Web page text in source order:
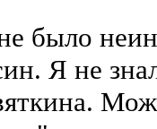
было
Я не